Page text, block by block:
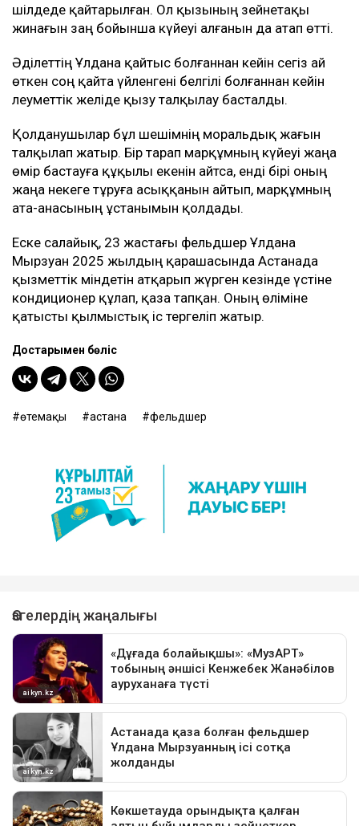
шілдеде қайтарылған. Ол қызының зейнетақы
жинағын заң бойынша күйеуі алғанын да атап өтті.
Әділеттің Ұлдана қайтыс болғаннан кейін сегіз ай
өткен соң қайта үйленгені белгілі болғаннан кейін
әлеуметтік желіде қызу талқылау басталды.
Қолданушылар бұл шешімнің моральдық жағын
талқылап жатыр. Бір тарап марқұмның күйеуі жаңа
өмір бастауға құқылы екенін айтса, енді бірі оның
жаңа некеге тұруға асыққанын айтып, марқұмның
ата-анасының ұстанымын қолдады.
Еске салайық, 23 жастағы фельдшер Ұлдана
Мырзуан 2025 жылдың қарашасында Астанада
қызметтік міндетін атқарып жүрген кезінде үстіне
кондиционер құлап, қаза тапқан. Оның өліміне
қатысты қылмыстық іс тергеліп жатыр.
Достарыңмен бөліс
өтемақы астана фельдшер